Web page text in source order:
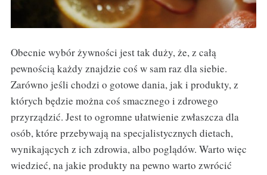
Obecnie wybór żywności jest tak duży, że, z całą
pewnością każdy znajdzie coś w sam raz dla siebie.
Zarówno jeśli chodzi o gotowe dania, jak i produkty, z
których będzie można coś smacznego i zdrowego
przyrządzić. Jest to ogromne ułatwienie zwłaszcza dla
osób, które przebywają na specjalistycznych dietach,
wynikających z ich zdrowia, albo poglądów. Warto więc
wiedzieć, na jakie produkty na pewno warto zwrócić